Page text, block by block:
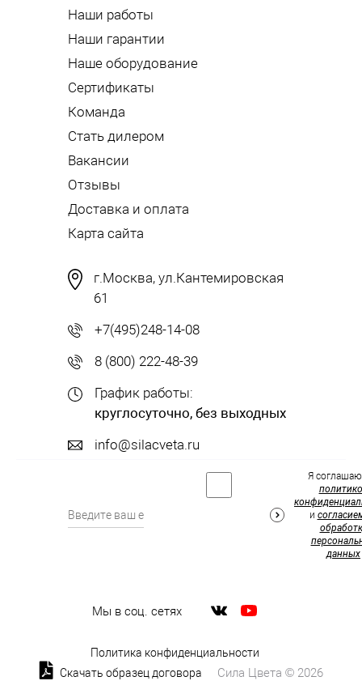
Наши работы
Наши гарантии
Наше оборудование
Сертификаты
Команда
Стать дилером
Вакансии
Отзывы
Доставка и оплата
Карта сайта
г.Москва, ул.Кантемировская
61
+7(495)248-14-08
8 (800) 222-48-39
График работы:
круглосуточно, без выходных
info@silacveta.ru
Мы в соц. сетях
Я
и
данных
Политика конфиденциальности
Скачать образец договора
Сила Цвета © 2026